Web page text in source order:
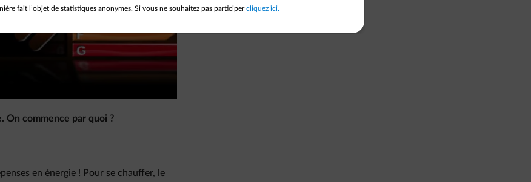
On commence par quoi ?
en énergie ! Pour se chauffer, le
fait l’objet de statistiques anonymes. Si vous ne souhaitez pas participercliquez ici.